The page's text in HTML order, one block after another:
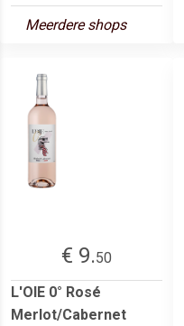
Meerdere shops
€ 9.50
L'OIE 0° Rosé
Merlot/Cabernet